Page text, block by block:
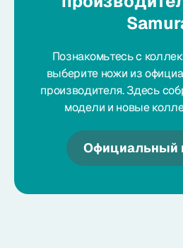
Познакомьтесь с
выберите ножи из
производителя. Здесь
модели и новые
Официальный